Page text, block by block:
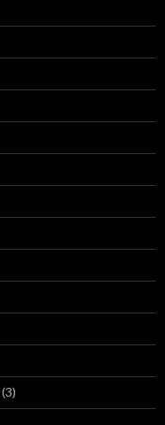
(3)